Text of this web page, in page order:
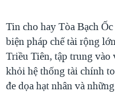
THỂ THAO
GIÁO DỤC
GROUND ZERO – XƯA VÀ
CHI PHÍ CHIẾN TRANH
CÁC GIÁ TRỊ CỘNG HÒA Ở
THƯỢNG ĐỈNH TRUMP-KIM
TRỊNH VĨNH BÌNH VS.
Tin cho hay Tòa Bạch
biện pháp chế tài rộng
Triều Tiên, tập trung vào
khỏi hệ thống tài chính
đe dọa hạt nhân và